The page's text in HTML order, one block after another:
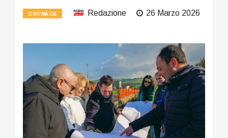
CRONACA Redazione 26 Marzo 2026